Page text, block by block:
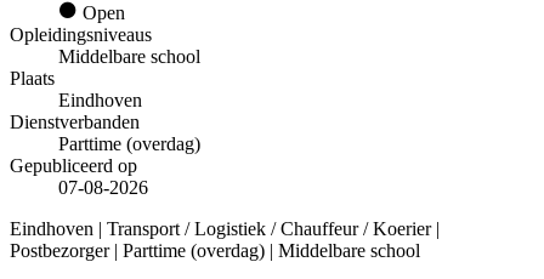
Open
Opleidingsniveaus
Middelbare school
Plaats
Eindhoven
Dienstverbanden
Parttime (overdag)
Gepubliceerd op
07-08-2026
Eindhoven | Transport / Logistiek / Chauffeur / Koerier |
Postbezorger | Parttime (overdag) | Middelbare school